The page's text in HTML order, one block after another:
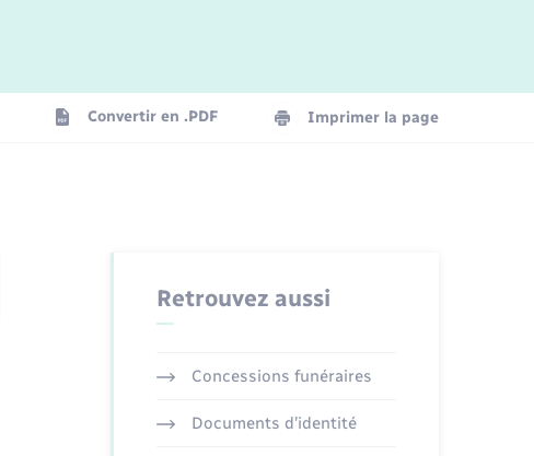
Convertir en .PDF Imprimer la page
Retrouvez aussi
Concessions funéraires
Documents d’identité